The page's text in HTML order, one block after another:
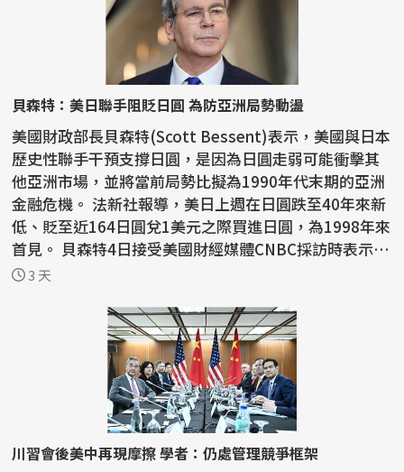
貝森特：美日聯手阻貶日圓 為防亞洲局勢動盪
美國財政部長貝森特(Scott Bessent)表示，美國與日本
歷史性聯手干預支撐日圓，是因為日圓走弱可能衝擊其
他亞洲市場，並將當前局勢比擬為1990年代末期的亞洲
金融危機。 法新社報導，美日上週在日圓跌至40年來新
低、貶至近164日圓兌1美元之際買進日圓，為1998年來
首見。 貝森特4日接受美國財經媒體CNBC採訪時表示：
「...3 天
川習會後美中再現摩擦 學者：仍處管理競爭框架